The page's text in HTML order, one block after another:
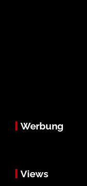
Werbung
Views